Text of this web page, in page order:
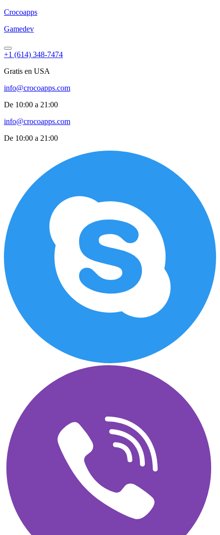
Crocoapps
Gamedev
+1 (614) 348-7474
Gratis en USA
info@crocoapps.com
De 10:00 a 21:00
info@crocoapps.com
De 10:00 a 21:00